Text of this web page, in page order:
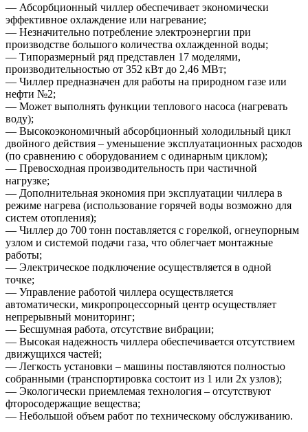
— Абсорбционный чиллер обеспечивает экономически
эффективное охлаждение или нагревание;
— Незначительно потребление электроэнергии при
производстве большого количества охлажденной воды;
— Типоразмерный ряд представлен 17 моделями,
производительностью от 352 кВт до 2,46 МВт;
— Чиллер предназначен для работы на природном газе или
нефти №2;
— Может выполнять функции теплового насоса (нагревать
воду);
— Высокоэкономичный абсорбционный холодильный цикл
двойного действия – уменьшение эксплуатационных расходов
(по сравнению с оборудованием с одинарным циклом);
— Превосходная производительность при частичной
нагрузке;
— Дополнительная экономия при эксплуатации чиллера в
режиме нагрева (использование горячей воды возможно для
систем отопления);
— Чиллер до 700 тонн поставляется с горелкой, огнеупорным
узлом и системой подачи газа, что облегчает монтажные
работы;
— Электрическое подключение осуществляется в одной
точке;
— Управление работой чиллера осуществляется
автоматически, микропроцессорный центр осуществляет
непрерывный мониторинг;
— Бесшумная работа, отсутствие вибрации;
— Высокая надежность чиллера обеспечивается отсутствием
движущихся частей;
— Легкость установки – машины поставляются полностью
собранными (транспортировка состоит из 1 или 2х узлов);
— Экологически приемлемая технология – отсутствуют
фторосодержащие вещества;
— Небольшой объем работ по техническому обслуживанию.